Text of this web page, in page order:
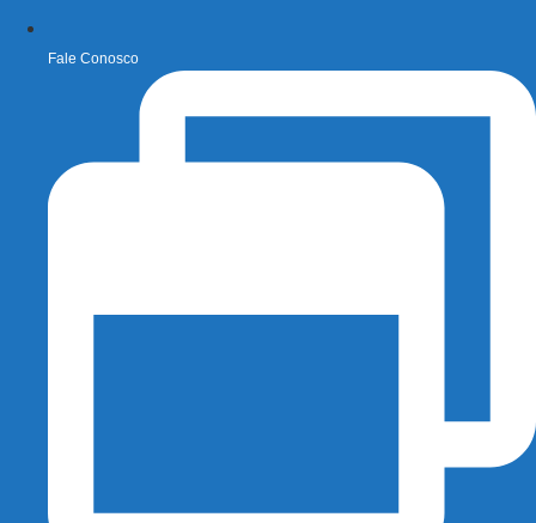
Fale Conosco